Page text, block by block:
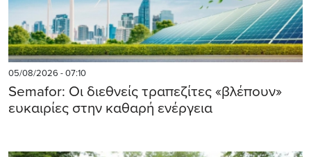
05/08/2026 - 07:10
Semafor: Οι διεθνείς τραπεζίτες «βλέπουν»
ευκαιρίες στην καθαρή ενέργεια